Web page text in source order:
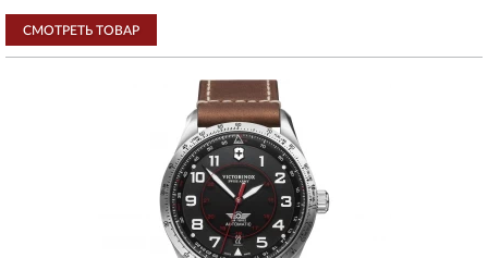
СМОТРЕТЬ ТОВАР